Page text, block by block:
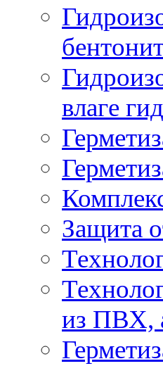
влаге
Защита
из ПВХ,